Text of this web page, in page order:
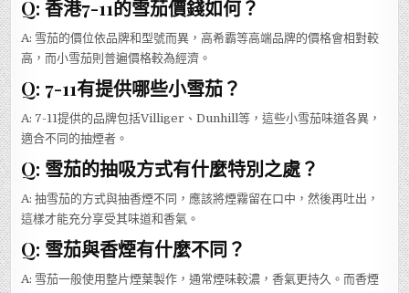
Q: 香港7-11的雪茄價錢如何？
A: 雪茄的價位依品牌和型號而異，高希霸等高端品牌的價格會相對較
高，而小雪茄則普遍價格較為經濟。
Q: 7-11有提供哪些小雪茄？
A: 7-11提供的品牌包括Villiger、Dunhill等，這些小雪茄味道各異，
適合不同的抽煙者。
Q: 雪茄的抽吸方式有什麼特別之處？
A: 抽雪茄的方式與抽香煙不同，應該將煙霧留在口中，然後再吐出，
這樣才能充分享受其味道和香氣。
Q: 雪茄與香煙有什麼不同？
A: 雪茄一般使用整片煙葉製作，通常煙味較濃，香氣更持久。而香煙